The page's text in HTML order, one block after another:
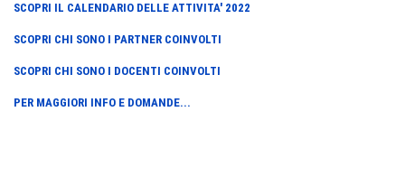
SCOPRI IL CALENDARIO DELLE ATTIVITA' 2022
SCOPRI CHI SONO I PARTNER COINVOLTI
SCOPRI CHI SONO I DOCENTI COINVOLTI
PER MAGGIORI INFO E DOMANDE...